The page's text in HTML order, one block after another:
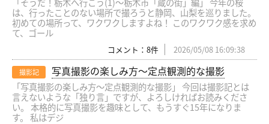
は、行ったことのない場所で撮ろうと静岡、山梨を巡りました。
初めての場所って、ワクワクしますよね！ このワクワク感を求め
て、ゴール
コメント：8件 2026/05/08 16:09:38
撮影記 写真撮影の楽しみ方〜定点観測的な撮影
「写真撮影の楽しみ方〜定点観測的な撮影」 今回は撮影記とは
言えないような「独り言」ですが、よろしければお読みくださ
い。 本格的に写真撮影を趣味として、もうすぐ15年になりま
す。 私はデジ